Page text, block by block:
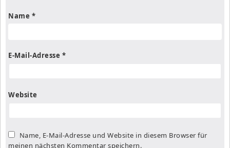
Name *
E-Mail-Adresse *
Website
Name, E-Mail-Adresse und Website in diesem Browser für
meinen nächsten Kommentar speichern.